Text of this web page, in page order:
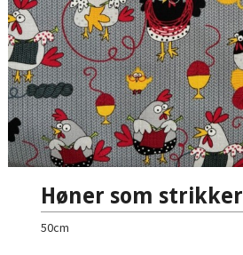
Høner som strikker
50cm